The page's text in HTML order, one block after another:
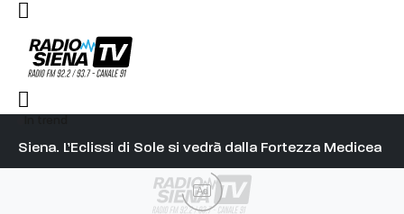
Siena. L’Eclissi di Sole si vedrà dalla Fortezza Medicea
su Diosu sono state poco corrette”
Ad